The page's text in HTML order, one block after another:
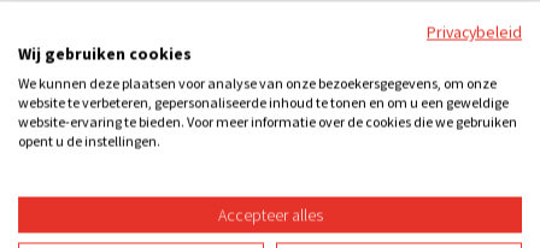
Rudolph Ribbelchips gezouten
Rudolph Honey roasted peanuts in cup
Rudolph Party toast
Rudolph Winter pretzels
Privacybeleid
Wij gebruiken cookies
We kunnen deze plaatsen voor analyse van onze bezoekersgegevens, om onze
website te verbeteren, gepersonaliseerde inhoud te tonen en om u een geweldige
website-ervaring te bieden. Voor meer informatie over de cookies die we gebruiken
opent u de instellingen.
Accepteer alles